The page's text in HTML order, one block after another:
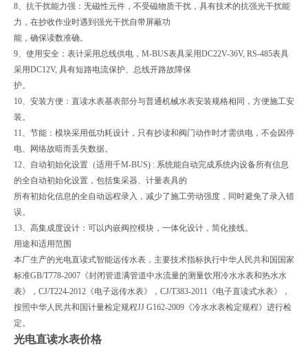
8、抗干扰能力强：无磁性元件，不受磁物质干扰，具有技术的抗强光干扰能
力，在抄收作业时遇到强光干扰自带屏蔽功
能，确保读数准确。
9、使用安全：表计采用总线供电，M-BUS表具采用DC22V-36V, RS-485表具
采用DC12V, 具有短路电流保护、总线开路故障保
护。
10、安装方便：直读水表基表部分与普通机械水表安装规格相同，方便施工安
装。
11、节能：模块采用低功耗设计，只有抄读和阀门动作时才需供电，不会因停
电、网络故暗而丢失数据。
12、自动初始化设置（适用千M-BUS) : 系统能自动完成系统内设备所有信息
的全自动初始化设置，包括集采器、计量表具的
所有初始化信息的全自动远程录入，减少了施工劳动强度，同时避免了录入错
误。
13、高集成度设计：可以内嵌阀控模块，一体化设计，简化接线。
用途和适用范围
本厂生产的光电直读式智能远传水表，主要技术指标执行中华人民共和国国家
标准GB/T778-2007《封闭管道满管道中水流量的测量饮用冷水水表和热水水
表》，CJ/T224-2012《电子远传水表》，CJ/T383-2011《电子直读式水表》，
按照中华人民共和国计量检定规程JJ G162-2009《冷水水表检定规程》进行检
定。
光电直读水表价格